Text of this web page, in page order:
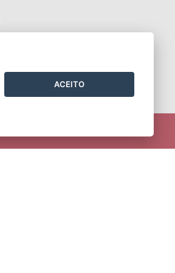
ACEITO